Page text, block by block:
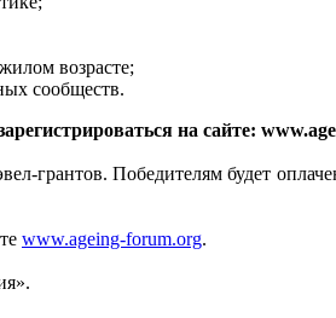
возрасте;
сообществ.
на сайте:
грантов. Победителям будет
www.ageing-forum.org.